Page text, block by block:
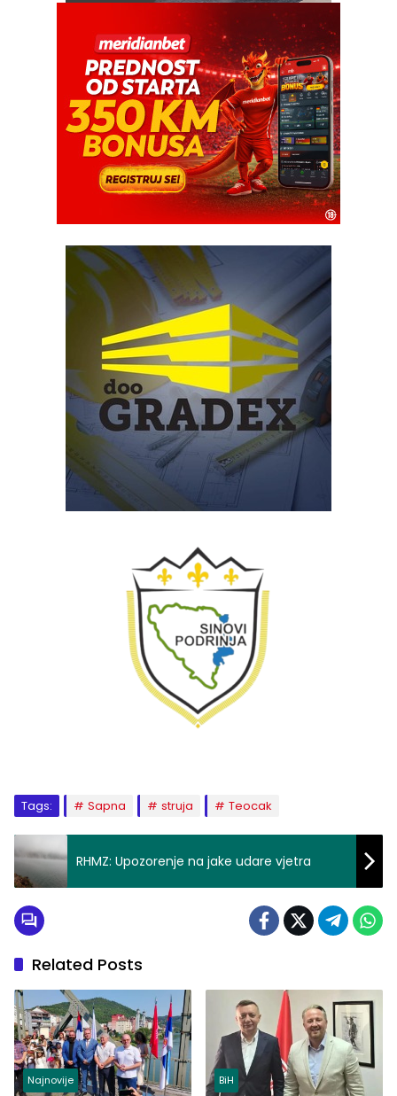
Tags: Sapna struja Teocak
RHMZ: Upozorenje na jake udare vjetra
Related Posts
Najnovije BiH